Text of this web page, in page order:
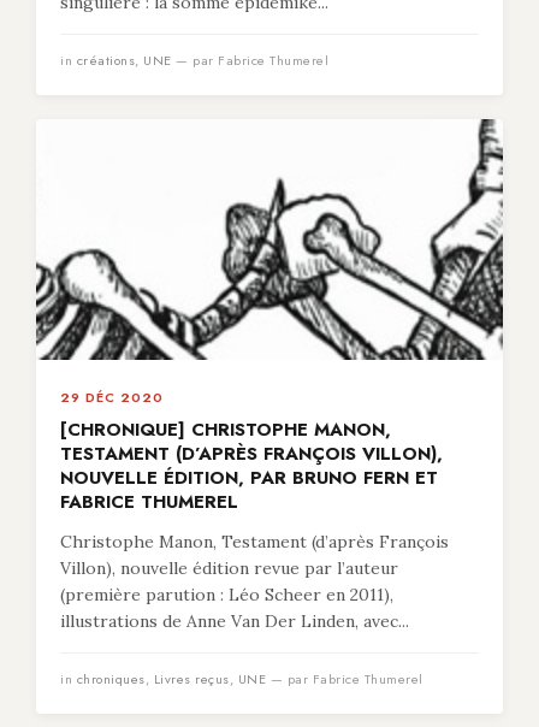
in créations, UNE — par Fabrice Thumerel
29 DÉC 2020
[CHRONIQUE] CHRISTOPHE MANON,
TESTAMENT (D’APRÈS FRANÇOIS VILLON),
NOUVELLE ÉDITION, PAR BRUNO FERN ET
FABRICE THUMEREL
Christophe Manon, Testament (d’après François
Villon), nouvelle édition revue par l’auteur
(première parution : Léo Scheer en 2011),
illustrations de Anne Van Der Linden, avec...
in chroniques, Livres reçus, UNE — par Fabrice Thumerel